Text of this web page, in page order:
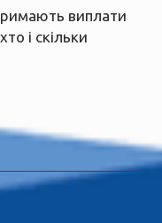
виплати
і скільки